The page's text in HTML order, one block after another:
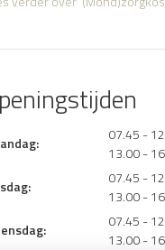
07.45 -
13.00 -
07.45 -
13.00 -
07.45 -
13.00 -